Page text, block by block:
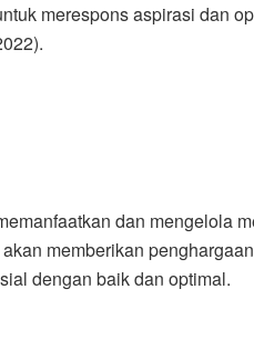
merespons aspirasi dan
dan mengelola
memberikan
dengan baik dan optimal.